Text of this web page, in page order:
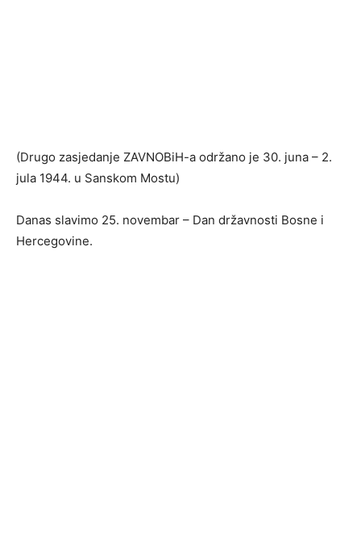
(Drugo zasjedanje ZAVNOBiH-a održano je 30. juna – 2.
jula 1944. u Sanskom Mostu)
Danas slavimo 25. novembar – Dan državnosti Bosne i
Hercegovine.